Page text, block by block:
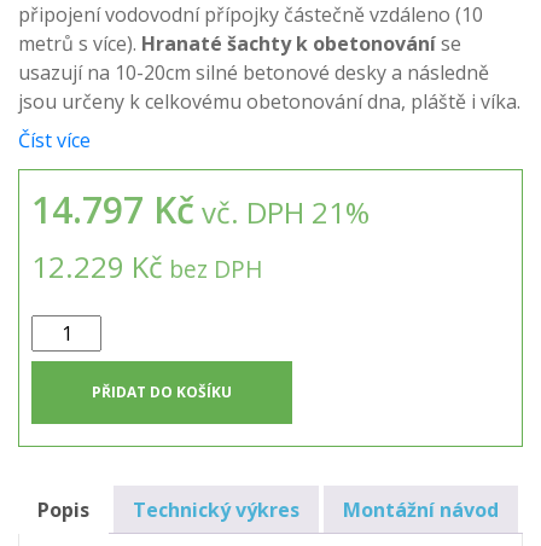
připojení vodovodní přípojky částečně vzdáleno (10
metrů s více). Hranaté šachty k obetonováníse
usazují na 10-20cm silné betonové desky a následně
jsou určeny k celkovému obetonování dna, pláště i víka.
Číst více
14.797 Kč vč. DPH 21%
12.229 Kč bez DPH
Hranatá
vodoměrná
obetonování
2
množství
PŘIDAT DO KOŠÍKU
Popis Technický výkres Montážní návod